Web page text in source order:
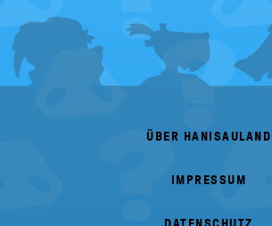
FOOTER
MENU
ÜBER HANISAULAND
IMPRESSUM